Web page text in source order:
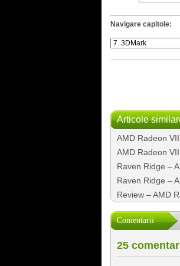
Navigare capitole:
Articole
AMD Radeon
AMD Radeon
Raven Ridge –
Raven Ridge –
Review – AMD
Comentarii
25